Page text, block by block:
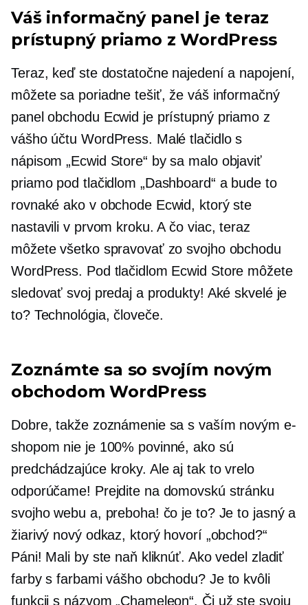
Váš informačný panel je teraz
prístupný priamo z WordPress
Teraz, keď ste dostatočne najedení a napojení,
môžete sa poriadne tešiť, že váš informačný
panel obchodu Ecwid je prístupný priamo z
vášho účtu WordPress. Malé tlačidlo s
nápisom „Ecwid Store“ by sa malo objaviť
priamo pod tlačidlom „Dashboard“ a bude to
rovnaké ako v obchode Ecwid, ktorý ste
nastavili v prvom kroku. A čo viac, teraz
môžete všetko spravovať zo svojho obchodu
WordPress. Pod tlačidlom Ecwid Store môžete
sledovať svoj predaj a produkty! Aké skvelé je
to? Technológia, človeče.
Zoznámte sa so svojím novým
obchodom WordPress
Dobre, takže zoznámenie sa s vaším novým e-
shopom nie je 100% povinné, ako sú
predchádzajúce kroky. Ale aj tak to vrelo
odporúčame! Prejdite na domovskú stránku
svojho webu a, preboha! čo je to? Je to jasný a
žiarivý nový odkaz, ktorý hovorí „obchod?“
Páni! Mali by ste naň kliknúť. Ako vedel zladiť
farby s farbami vášho obchodu? Je to kvôli
funkcii s názvom „Chameleon“. Či už ste svoju